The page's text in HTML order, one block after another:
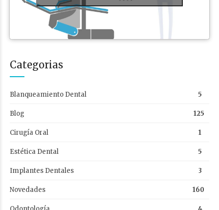
Categorias
Blanqueamiento Dental 5
Blog 125
Cirugía Oral 1
Estética Dental 5
Implantes Dentales 3
Novedades 160